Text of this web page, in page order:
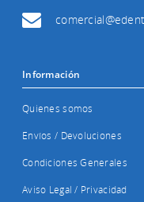
Información
Quienes somos
Envíos / Devoluciones
Condiciones Generales
Aviso Legal / Privacidad